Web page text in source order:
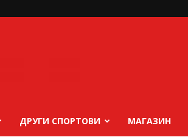
ДРУГИ СПОРТОВИ МАГАЗИН